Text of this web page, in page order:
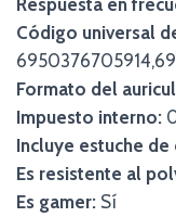
Código universal
Formato del
Impuesto interno:
Incluye estuche de
Es resistente al
Es gamer: Sí